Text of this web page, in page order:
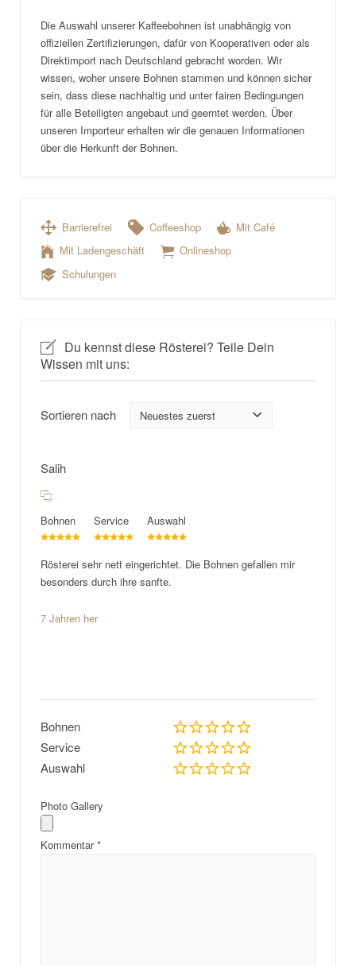
Die Auswahl unserer Kaffeebohnen ist unabhängig von
offiziellen Zertifizierungen, dafür von Kooperativen oder als
Direktimport nach Deutschland gebracht worden. Wir
wissen, woher unsere Bohnen stammen und können sicher
sein, dass diese nachhaltig und unter fairen Bedingungen
für alle Beteiligten angebaut und geerntet werden. Über
unseren Importeur erhalten wir die genauen Informationen
über die Herkunft der Bohnen.
Barrierefrei Coffeeshop
Mit Café
Mit Ladengeschäft
Onlineshop
Schulungen
Du kennst diese Rösterei? Teile Dein
Wissen mit uns:
Sortieren nach
Salih
Bohnen Service Auswahl
Rösterei sehr nett eingerichtet. Die Bohnen gefallen mir
besonders durch ihre sanfte.
7 Jahren her
Bohnen
Service
Auswahl
Photo Gallery
Kommentar*